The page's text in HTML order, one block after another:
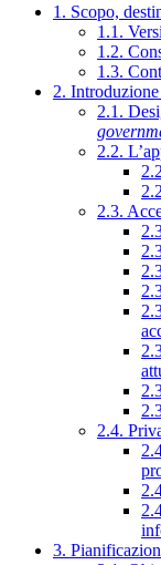
1. Scopo,
1.1.
1.2.
1.3.
2.
2.1.
2.2.
2.3.
2.4.
3.